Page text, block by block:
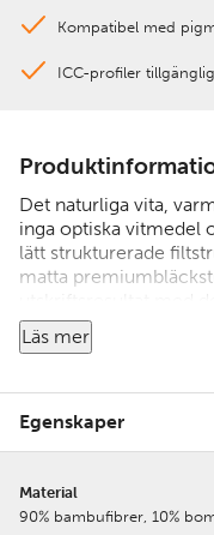
Kompatibel med
ICC-profiler
Det naturliga vita,
inga optiska vitmedel
lätt strukturerade
matta
utskriftsresultat med
detaljer, särskilt för
utskrifter. Bambu är
unika kombinationen
ytstruktur och
Läs mer
Egenskaper
Material
90% bambufibrer, 10%